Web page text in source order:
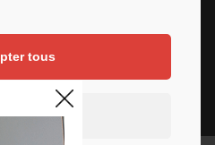
tous
accepter
Instagram
Linkedin
Youtube